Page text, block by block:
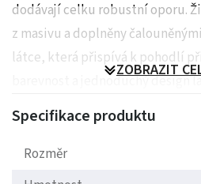
dodávají celku robustní oporu.
z masivu a doplněny
látce, která přispívá k pohodlí
barevnost a jednoduchý design
moderním interiérem, zatímco
materiálů je navrženo pro
neobsahuje rozkládací
kompaktní a funkční charakter.
ZOBRAZIT
Specifikace produktu
Rozměr